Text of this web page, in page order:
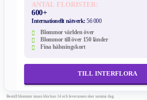
ANTAL FLORISTER:
600+
Internationellt nätverk:56 000
Blommor världen över
Blommor till över 150 länder
Fina hälsningskort
TILL INTERFLORA
Beställ blommor innan klockan 14 och leveransen sker samma dag.